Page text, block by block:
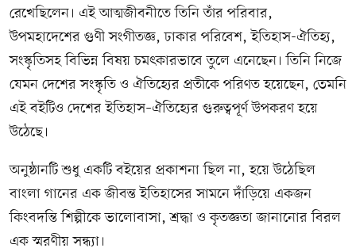
রেখেছিলেন। এই আত্মজীবনীতে তিনি তাঁর পরিবার,
উপমহাদেশের গুণী সংগীতজ্ঞ, ঢাকার পরিবেশ, ইতিহাস-ঐতিহ্য,
সংস্কৃতিসহ বিভিন্ন বিষয় চমৎকারভাবে তুলে এনেছেন। তিনি নিজে
যেমন দেশের সংস্কৃতি ও ঐতিহ্যের প্রতীকে পরিণত হয়েছেন, তেমনি
এই বইটিও দেশের ইতিহাস–ঐতিহ্যের গুরুত্বপূর্ণ উপকরণ হয়ে
উঠেছে।
অনুষ্ঠানটি শুধু একটি বইয়ের প্রকাশনা ছিল না, হয়ে উঠেছিল
বাংলা গানের এক জীবন্ত ইতিহাসের সামনে দাঁড়িয়ে একজন
কিংবদন্তি শিল্পীকে ভালোবাসা, শ্রদ্ধা ও কৃতজ্ঞতা জানানোর বিরল
এক স্মরণীয় সন্ধ্যা।